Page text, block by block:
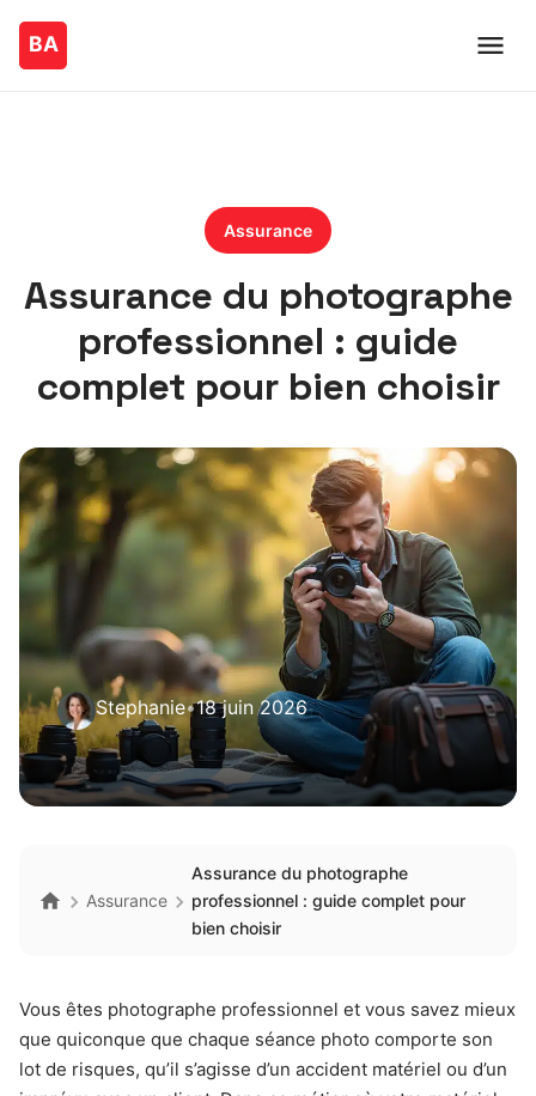
Assurance
Assurance du photographe
professionnel : guide
complet pour bien choisir
Stephanie•18 juin 2026
Assurance
Assurance du photographe
professionnel : guide complet pour
bien choisir
Vous êtes photographe professionnel et vous savez mieux
que quiconque que chaque séance photo comporte son
lot de risques, qu’il s’agisse d’un accident matériel ou d’un